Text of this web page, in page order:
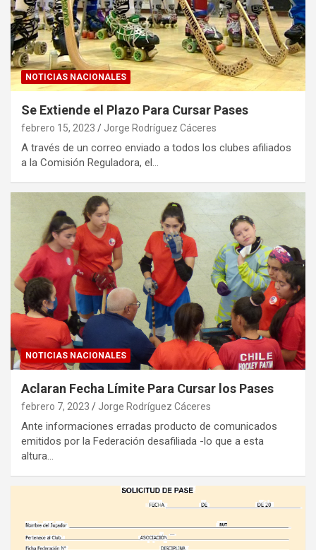
NOTICIAS NACIONALES
Se Extiende el Plazo Para Cursar Pases
febrero 15, 2023 Jorge Rodríguez Cáceres
A través de un correo enviado a todos los clubes afiliados
a la Comisión Reguladora, el…
NOTICIAS NACIONALES
Aclaran Fecha Límite Para Cursar los Pases
febrero 7, 2023 Jorge Rodríguez Cáceres
Ante informaciones erradas producto de comunicados
emitidos por la Federación desafiliada -lo que a esta
altura…